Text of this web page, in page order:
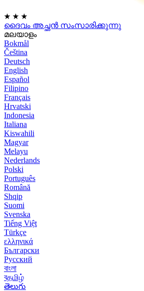
★ ★ ★
ദൈവം അച്ഛൻ സംസാരിക്കുന്നു
മലയാളം
Bokmål
Čeština
Deutsch
English
Español
Filipino
Français
Hrvatski
Indonesia
Italiana
Kiswahili
Magyar
Melayu
Nederlands
Polski
Português
Română
Shqip
Suomi
Svenska
Tiếng Việt
Türkçe
ελληνικά
Български
Русский
বাংলা
বதமிழ்
తెలుగు